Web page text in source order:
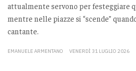
attualmente servono per festeggiare
mentre nelle piazze si “scende”
cantante.
EMANUELE ARMENTANO VENERDÌ 31 LUGLIO 2026